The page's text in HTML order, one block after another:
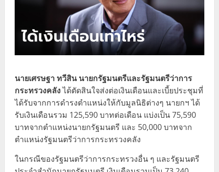
นายเศรษฐา ทวีสิน นายกรัฐมนตรีและรัฐมนตรีว่าการ
กระทรวงคลังได้ตัดสินใจส่งต่อเงินเดือนและเบี้ยประชุมที่
ได้รับจากการดำรงตำแหน่งให้กับมูลนิธิต่างๆ นายกฯ ได้
รับเงินเดือนรวม 125,590 บาทต่อเดือน แบ่งเป็น 75,590
บาทจากตำแหน่งนายกรัฐมนตรี และ 50,000 บาทจาก
ตำแหน่งรัฐมนตรีว่าการกระทรวงคลัง
ในกรณีของรัฐมนตรีว่าการกระทรวงอื่น ๆ และรัฐมนตรี